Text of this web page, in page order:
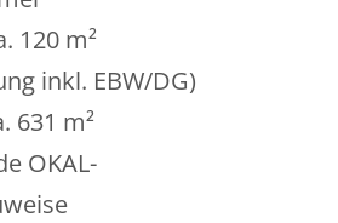
120 m²
inkl. EBW/DG)
631 m²
OKAL-